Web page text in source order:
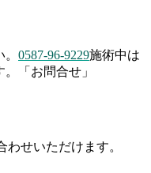
0587-96-9229施術中は
「お問合せ」
せいただけます。